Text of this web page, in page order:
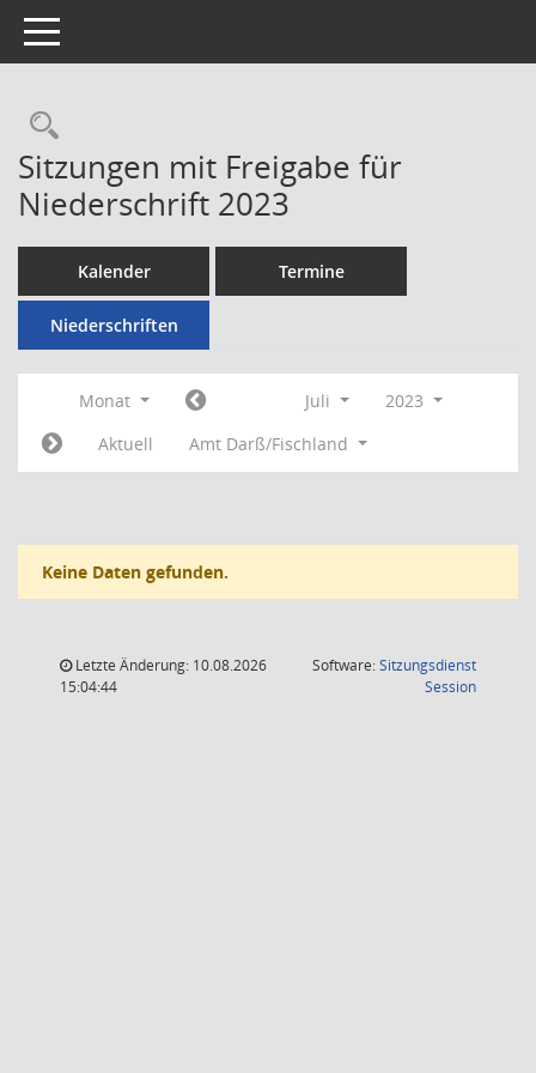
Toggle navigation
Rechercheauswahl
Sitzungen mit Freigabe für
Niederschrift 2023
Kalender Termine
Niederschriften
Monat Juli
2023
Aktuell
Amt Darß/Fischland
Keine Daten gefunden.
Letzte Änderung: 10.08.2026
15:04:44
Software:Sitzungsdienst
Session(Wird in